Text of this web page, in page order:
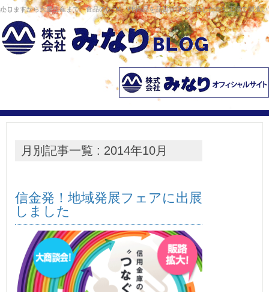
コンテンツへ移動
小ロットから大量生産まで、食品のOEM・PB商品を品質管理の徹底した自社工場で製造いたします。
月別記事一覧 : 2014年10月
信金発！地域発展フェアに出展
しました